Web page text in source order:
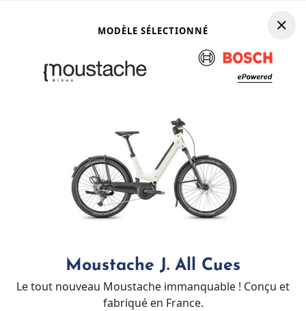
Tri : close
MODÈLE SÉLECTIONNÉ
Moustache J. All Cues
Le tout nouveau Moustache immanquable ! Conçu et
fabriqué en France.